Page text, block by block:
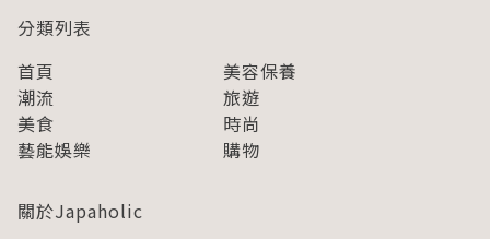
分類列表
首頁
美容保養
潮流
旅遊
美食
時尚
藝能娛樂
購物
關於Japaholic